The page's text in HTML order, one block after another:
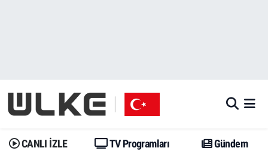
CANLI İZLE TV Programları Gündem
Gündem
Dünya
Gündem
Trend
İstanbul Namaz Vakitleri
Trafik Durumu